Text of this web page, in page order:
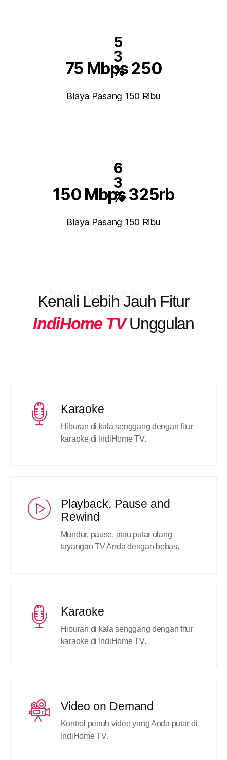
5
3
%
75 Mbps 250
Biaya Pasang 150 Ribu
6
3
%
150 Mbps 325rb
Biaya Pasang 150 Ribu
bussiness
Kenali Lebih Jauh Fitur
IndiHome TVUnggulan
Karaoke
Hiburan di kala senggang dengan fitur
karaoke di IndiHome TV.
Playback, Pause and
Rewind
Mundur, pause, atau putar ulang
tayangan TV Anda dengan bebas.
Karaoke
Hiburan di kala senggang dengan fitur
karaoke di IndiHome TV.
Video on Demand
Kontrol penuh video yang Anda putar di
IndiHome TV.